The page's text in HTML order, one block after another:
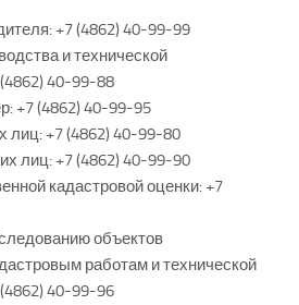
+7 (4862) 40-99-99
и технической
40-99-88
+7 (4862) 40-99-95
лиц: +7 (4862) 40-99-80
лиц: +7 (4862) 40-99-90
кадастровой оценки: +7
объектов
работам и технической
40-99-96